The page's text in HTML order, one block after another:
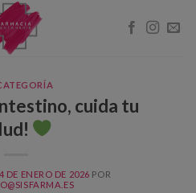
cuida tu
DE ENERO DE 2026 POR